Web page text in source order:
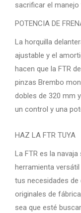
sacrificar el
POTENCIA DE
La horquilla
ajustable y el
hacen que la FTR
pinzas Brembo
dobles de 320 mm
un control y una
HAZ LA FTR TUYA
La FTR es la
herramienta
tus necesidades
originales de
sea que esté